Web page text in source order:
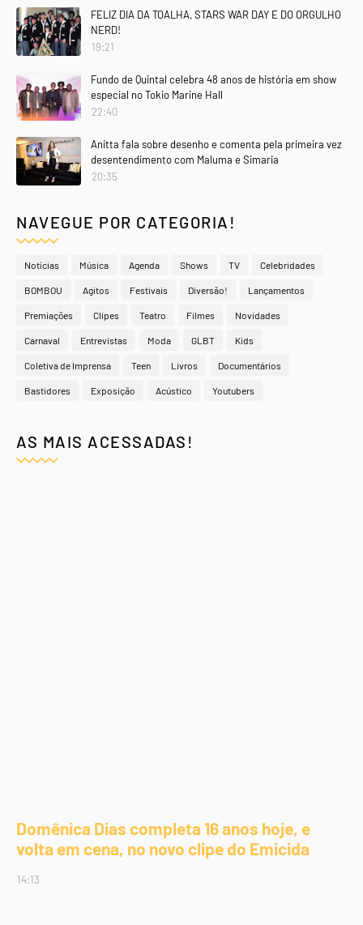
FELIZ DIA DA TOALHA, STARS WAR DAY E DO ORGULHO
NERD!
19:21
Fundo de Quintal celebra 48 anos de história em show
especial no Tokio Marine Hall
22:40
Anitta fala sobre desenho e comenta pela primeira vez
desentendimento com Maluma e Simaria
20:35
NAVEGUE POR CATEGORIA!
Notícias Música Agenda Shows TV Celebridades
BOMBOU Agitos Festivais Diversão! Lançamentos
Premiações Clipes Teatro Filmes Novidades
Carnaval Entrevistas Moda GLBT Kids
Coletiva de Imprensa Teen Livros Documentários
Bastidores Exposição Acústico Youtubers
AS MAIS ACESSADAS!
Domênica Dias completa 16 anos hoje, e
volta em cena, no novo clipe do Emicida
14:13